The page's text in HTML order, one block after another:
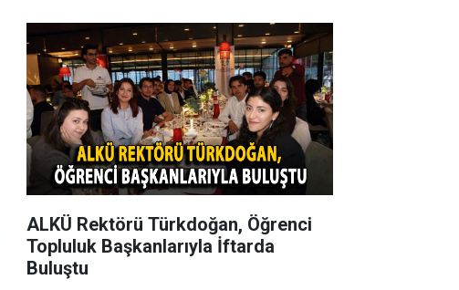
ALKÜ Rektörü Türkdoğan, Öğrenci
Topluluk Başkanlarıyla İftarda
Buluştu